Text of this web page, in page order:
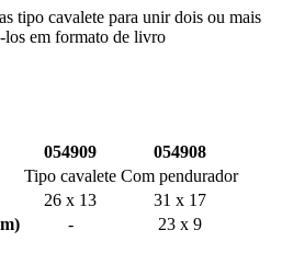
tipo cavalete para unir dois ou mais
los em formato de livro
054909
054908
Tipo cavalete Com pendurador
26 x 13
31 x 17
- 23 x 9